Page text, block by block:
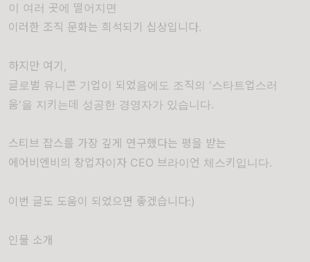
이 여러 곳에 떨어지면
이러한 조직 문화는 희석되기 십상입니다.
하지만 여기,
글로벌 유니콘 기업이 되었음에도 조직의 '스타트업스러
움'을 지키는데 성공한 경영자가 있습니다.
스티브 잡스를 가장 깊게 연구했다는 평을 받는
에어비엔비의 창업자이자 CEO 브라이언 체스키입니다.
이번 글도 도움이 되었으면 좋겠습니다:)
인물 소개